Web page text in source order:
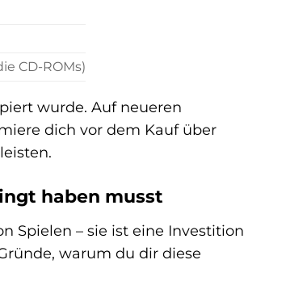
CD-ROMs)
wurde. Auf neueren
dich vor dem Kauf über
haben musst
Spielen – sie ist eine Investition
warum du dir diese